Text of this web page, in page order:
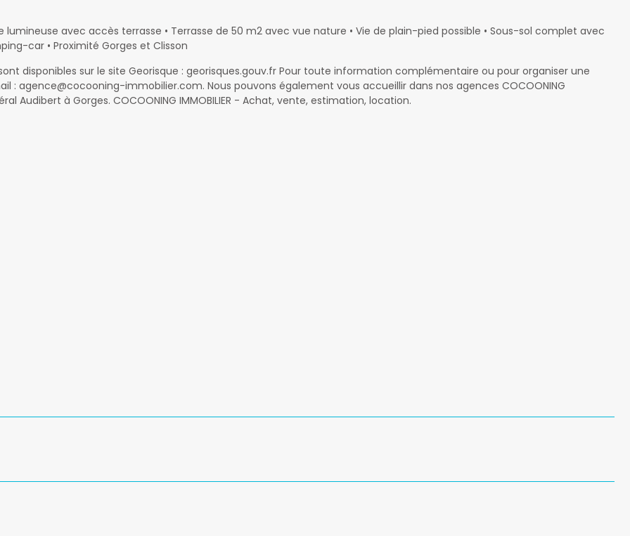
lumineuse avec accès terrasse • Terrasse de 50 m2 avec vue nature • Vie de plain-pied possible • Sous-sol complet avec
car • Proximité Gorges et Clisson
disponibles sur le site Georisque : georisques.gouv.fr Pour toute information complémentaire ou pour organiser une
: agence@cocooning-immobilier.com. Nous pouvons également vous accueillir dans nos agences COCOONING
Audibert à Gorges. COCOONING IMMOBILIER - Achat, vente, estimation, location.